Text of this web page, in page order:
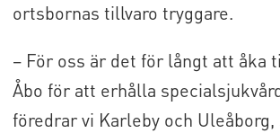
ortsbornas tillvaro tryggare.
– För oss är det för långt att åka
Åbo för att erhålla
föredrar vi Karleby och Uleåborg,